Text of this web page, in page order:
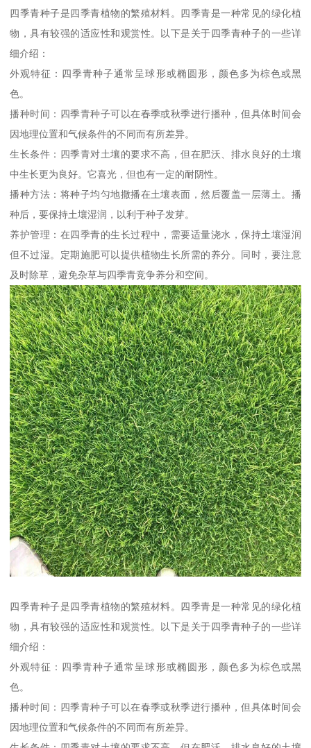
四季青种子是四季青植物的繁殖材料。四季青是一种常见的绿化植
物，具有较强的适应性和观赏性。以下是关于四季青种子的一些详
细介绍：
外观特征：四季青种子通常呈球形或椭圆形，颜色多为棕色或黑
色。
播种时间：四季青种子可以在春季或秋季进行播种，但具体时间会
因地理位置和气候条件的不同而有所差异。
生长条件：四季青对土壤的要求不高，但在肥沃、排水良好的土壤
中生长更为良好。它喜光，但也有一定的耐阴性。
播种方法：将种子均匀地撒播在土壤表面，然后覆盖一层薄土。播
种后，要保持土壤湿润，以利于种子发芽。
养护管理：在四季青的生长过程中，需要适量浇水，保持土壤湿润
但不过湿。定期施肥可以提供植物生长所需的养分。同时，要注意
及时除草，避免杂草与四季青竞争养分和空间。
四季青种子是四季青植物的繁殖材料。四季青是一种常见的绿化植
物，具有较强的适应性和观赏性。以下是关于四季青种子的一些详
细介绍：
外观特征：四季青种子通常呈球形或椭圆形，颜色多为棕色或黑
色。
播种时间：四季青种子可以在春季或秋季进行播种，但具体时间会
因地理位置和气候条件的不同而有所差异。